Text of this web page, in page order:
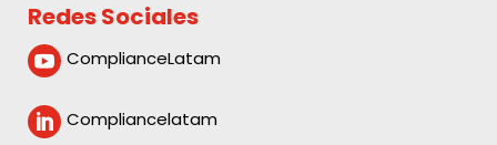
Redes Sociales
 ComplianceLatam
 Compliancelatam